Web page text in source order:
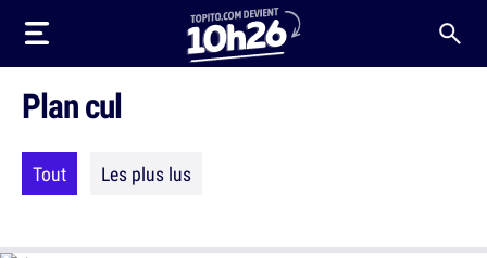
Plan cul
Tout Les plus lus